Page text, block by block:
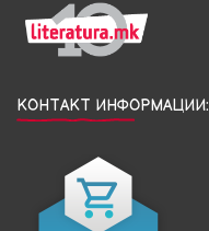
КОНТАКТ ИНФОРМАЦИИ: